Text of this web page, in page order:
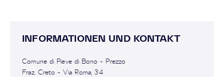
INFORMATIONEN UND KONTAKT
Comune di Pieve di Bono - Prezzo
Fraz. Creto - Via Roma, 34